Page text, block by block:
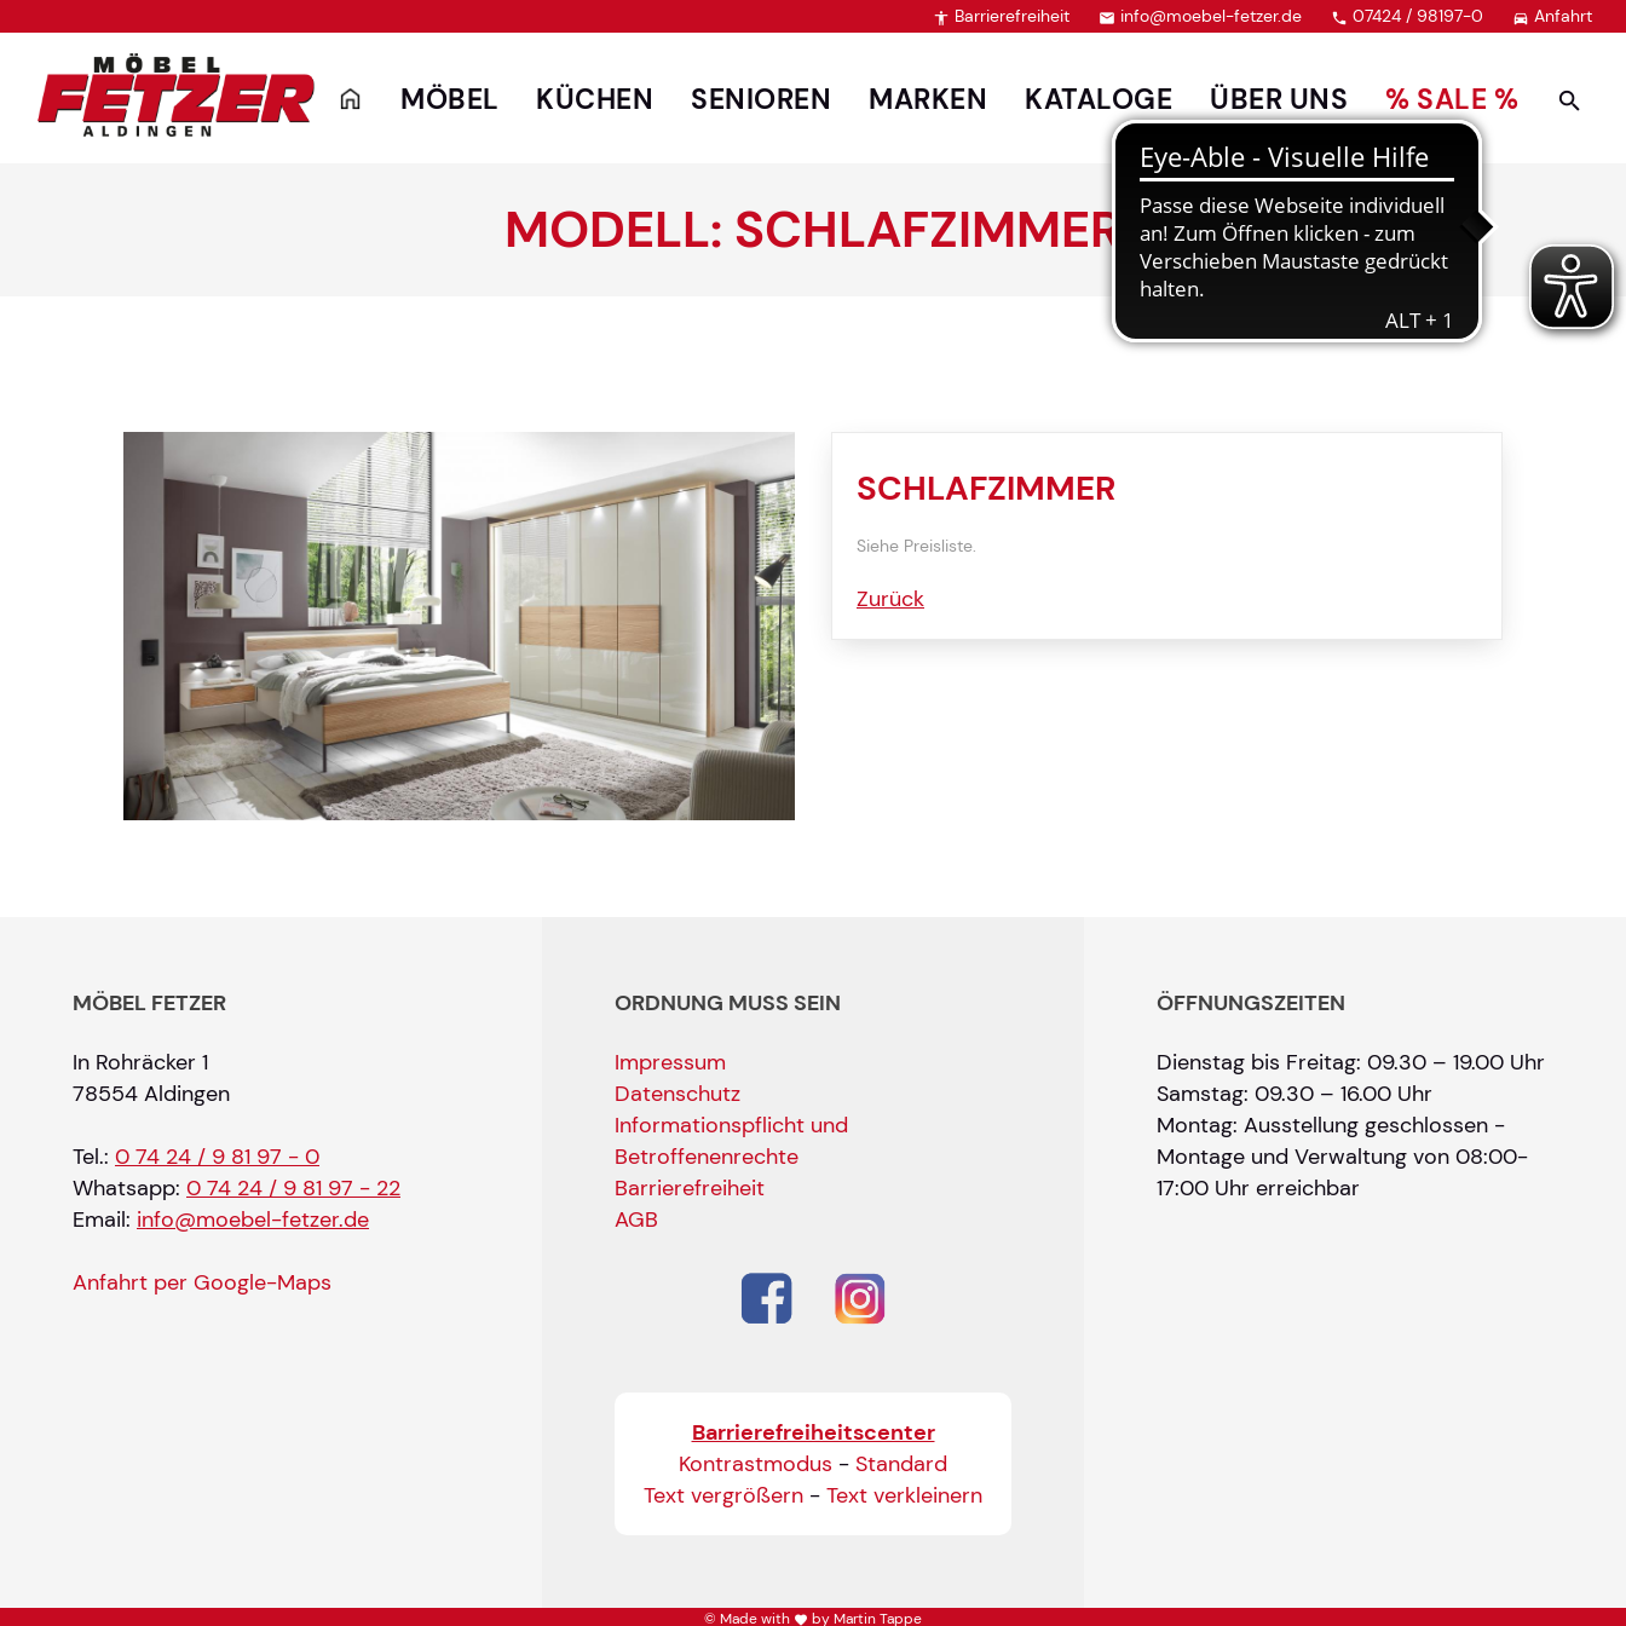
 Barrierefreiheit  info@moebel-fetzer.de  07424 / 98197-0  Anfahrt
MÖBEL KÜCHEN SENIOREN MARKEN KATALOGE ÜBER UNS % SALE %
MODELL: SCHLAFZIMMER
SCHLAFZIMMER
Siehe Preisliste.
Zurück
MÖBEL FETZER
In Rohräcker 1
78554 Aldingen
Tel.: 0 74 24 / 9 81 97 - 0
Whatsapp: 0 74 24 / 9 81 97 - 22
Email: info@moebel-fetzer.de
Anfahrt per Google-Maps
ORDNUNG MUSS SEIN
Impressum
Datenschutz
Informationspflicht und
Betroffenenrechte
Barrierefreiheit
AGB
Barrierefreiheitscenter
Kontrastmodus - Standard
Text vergrößern - Text verkleinern
ÖFFNUNGSZEITEN
Dienstag bis Freitag: 09.30 – 19.00 Uhr
Samstag: 09.30 – 16.00 Uhr
Montag: Ausstellung geschlossen -
Montage und Verwaltung von 08:00-
17:00 Uhr erreichbar
© Made with by Martin Tappe